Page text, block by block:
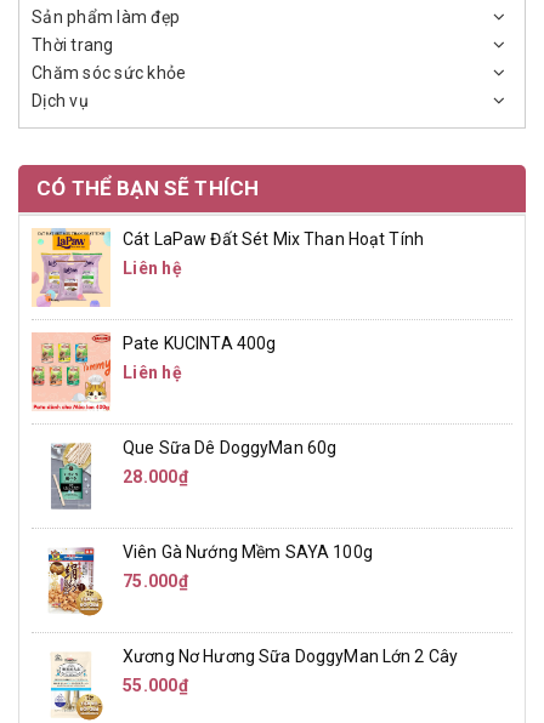
Sản phẩm làm đẹp
Thời trang
Chăm sóc sức khỏe
Dịch vụ
CÓ THỂ BẠN SẼ THÍCH
Cát LaPaw Đất Sét Mix Than Hoạt Tính
Liên hệ
Pate KUCINTA 400g
Liên hệ
Que Sữa Dê DoggyMan 60g
28.000₫
Viên Gà Nướng Mềm SAYA 100g
75.000₫
Xương Nơ Hương Sữa DoggyMan Lớn 2 Cây
55.000₫